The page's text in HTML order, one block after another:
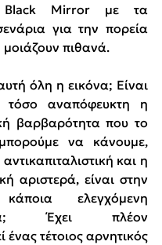
Mirror με τα
για την πορεία
πιθανά.
όλη η εικόνα; Είναι
τόσο αναπόφευκτη η
βαρβαρότητα που το
να κάνουμε,
και η
αριστερά, είναι στην
ελεγχόμενη
Έχει πλέον
τέτοιος αρνητικός